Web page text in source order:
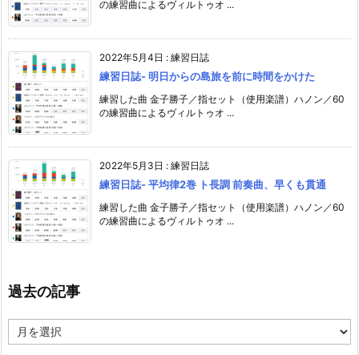
の練習曲によるヴィルトゥオ ...
2022年5月4日 : 練習日誌
練習日誌- 明日からの島旅を前に時間をかけた
練習した曲 金子勝子／指セット（使用楽譜）ハノン／60
の練習曲によるヴィルトゥオ ...
2022年5月3日 : 練習日誌
練習日誌- 平均律2巻 ト長調 前奏曲、早くも貫通
練習した曲 金子勝子／指セット（使用楽譜）ハノン／60
の練習曲によるヴィルトゥオ ...
過去の記事
去